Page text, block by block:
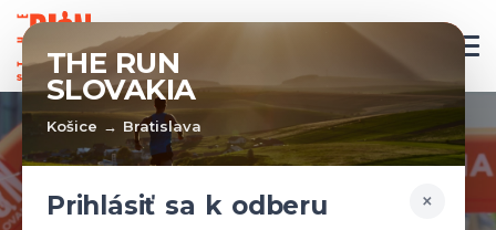
THE RUN
SLOVAKIA
Košice → Bratislava
×
Prihlásiť sa k odberu